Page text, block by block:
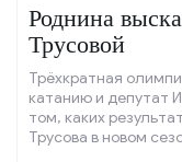
Роднина
Трусовой
Трёхкратная
катанию и депутат
том, каких
Трусова в новом